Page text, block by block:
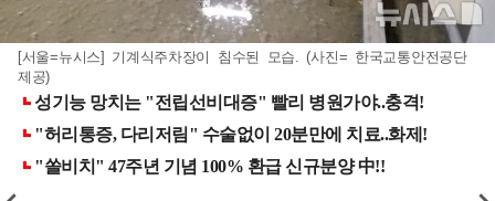
[서울=뉴시스] 기계식주차장이 침수된 모습. (사진= 한국교통안전공단
제공)